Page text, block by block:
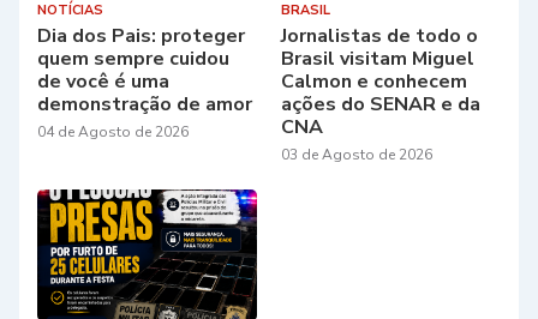
NOTÍCIAS
Dia dos Pais: proteger
quem sempre cuidou
de você é uma
demonstração de amor
04 de Agosto de 2026
BRASIL
Jornalistas de todo o
Brasil visitam Miguel
Calmon e conhecem
ações do SENAR e da
CNA
03 de Agosto de 2026